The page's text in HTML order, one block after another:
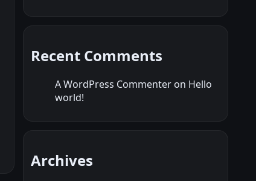
Recent Comments
A WordPress Commenter on Hello
world!
Archives